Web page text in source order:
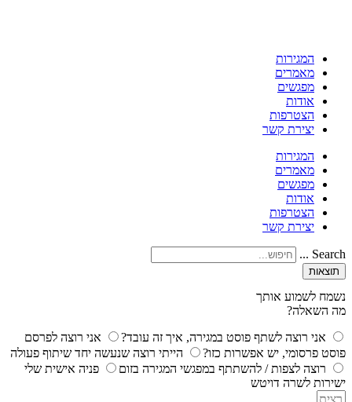
המגירות
מאמרים
מפגשים
אודות
הצטרפות
יצירת קשר
המגירות
מאמרים
מפגשים
אודות
הצטרפות
יצירת קשר
Search ...
תוצאות
נשמח לשמוע אותך
מה השאלה?
אני רוצה לשתף פוסט במגירה, איך זה עובד?
אני רוצה לפרסם
פוסט פרסומי, יש אפשרות כזו?
הייתי רוצה שנעשה יחד שיתוף פעולה
רוצה לצפות / להשתתף במפגשי המגירה בזום
פניה אישית שלי
ישירות לשרה דויטש